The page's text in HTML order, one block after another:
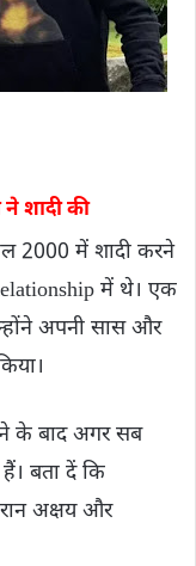
शादी की
2000 में शादी करने
में थे। एक
अपनी सास और
के बाद अगर सब
बता दें कि
अक्षय और